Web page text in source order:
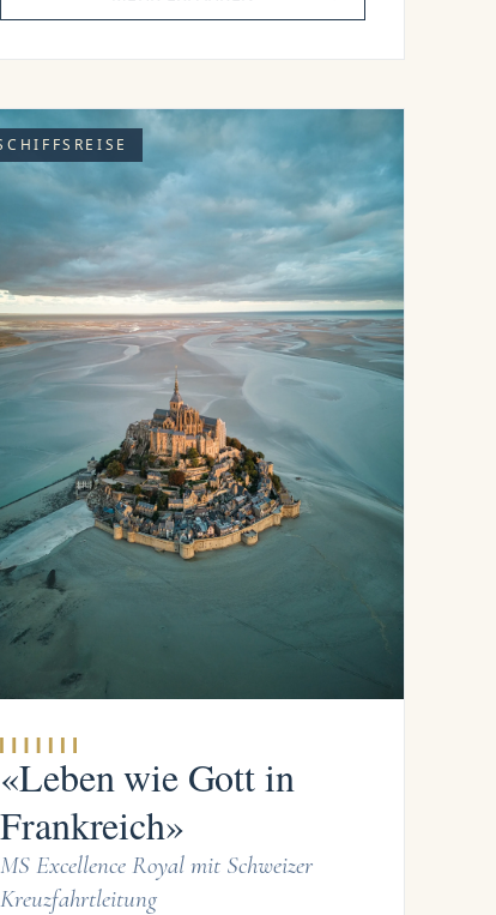
«Leben wie Gott in
Frankreich»
MS Excellence Royal mit Schweizer
Kreuzfahrtleitung